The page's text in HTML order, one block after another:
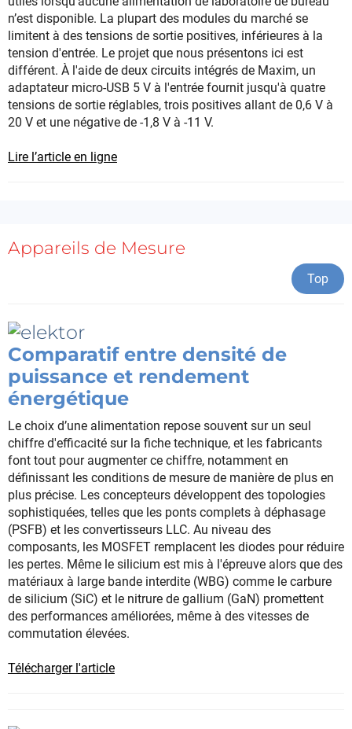
n’est disponible. La plupart des modules du marché se
limitent à des tensions de sortie positives, inférieures à la
tension d'entrée. Le projet que nous présentons ici est
différent. À l'aide de deux circuits intégrés de Maxim, un
adaptateur micro-USB 5 V à l'entrée fournit jusqu'à quatre
tensions de sortie réglables, trois positives allant de 0,6 V à
20 V et une négative de -1,8 V à -11 V.
Lire l’article en ligne
Appareils de Mesure
Top
Comparatif entre densité de
puissance et rendement
énergétique
Le choix d’une alimentation repose souvent sur un seul
chiffre d'efficacité sur la fiche technique, et les fabricants
font tout pour augmenter ce chiffre, notamment en
définissant les conditions de mesure de manière de plus en
plus précise. Les concepteurs développent des topologies
sophistiquées, telles que les ponts complets à déphasage
(PSFB) et les convertisseurs LLC. Au niveau des
composants, les MOSFET remplacent les diodes pour réduire
les pertes. Même le silicium est mis à l'épreuve alors que des
matériaux à large bande interdite (WBG) comme le carbure
de silicium (SiC) et le nitrure de gallium (GaN) promettent
des performances améliorées, même à des vitesses de
commutation élevées.
Télécharger l'article